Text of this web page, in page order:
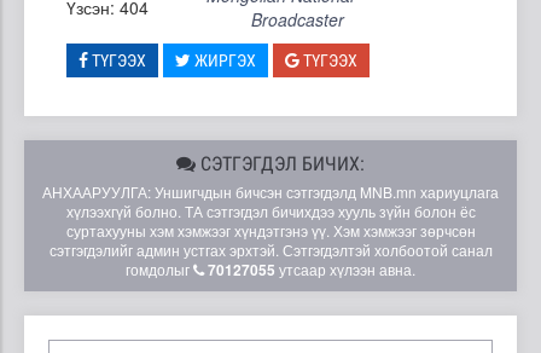
Үзсэн: 404
Broadcaster
ТҮГЭЭХ ЖИРГЭХ ТҮГЭЭХ
СЭТГЭГДЭЛ БИЧИХ:
АНХААРУУЛГА: Уншигчдын бичсэн сэтгэгдэлд MNB.mn хариуцлага
хүлээхгүй болно. ТА сэтгэгдэл бичихдээ хууль зүйн болон ёс
суртахууны хэм хэмжээг хүндэтгэнэ үү. Хэм хэмжээг зөрчсөн
сэтгэгдэлийг админ устгах эрхтэй. Сэтгэгдэлтэй холбоотой санал
гомдолыг
70127055 утсаар хүлээн авна.